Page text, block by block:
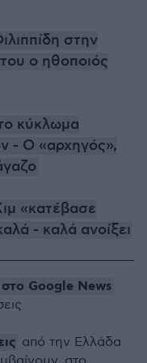
στην
ο ηθοποιός
κύκλωμα
- Ο «αρχηγός»,
«κατέβασε
- καλά ανοίξει
Google News
από την Ελλάδα